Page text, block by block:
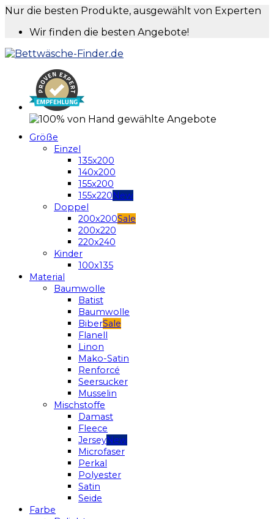
Nur die besten Produkte, ausgewählt von Experten
Wir finden die besten Angebote!
Größe
Einzel
135x200
140x200
155x200
155x220
Doppel
200x200
200x220
220x240
Kinder
100x135
Material
Baumwolle
Batist
Baumwolle
Biber
Flanell
Linon
Mako-Satin
Renforcé
Seersucker
Musselin
Mischstoffe
Damast
Fleece
Jersey
Microfaser
Perkal
Polyester
Satin
Seide
Farbe